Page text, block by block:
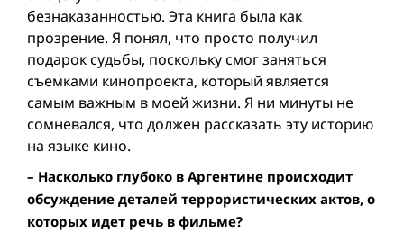
безнаказанностью. Эта книга была как
прозрение. Я понял, что просто получил
подарок судьбы, поскольку смог заняться
съемками кинопроекта, который является
самым важным в моей жизни. Я ни минуты не
сомневался, что должен рассказать эту историю
на языке кино.
– Насколько глубоко в Аргентине происходит
обсуждение деталей террористических актов, о
которых идет речь в фильме?